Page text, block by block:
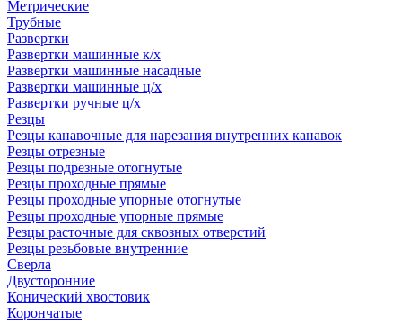
Метрические
Трубные
Развертки
Развертки машинные к/х
Развертки машинные насадные
Развертки машинные ц/х
Развертки ручные ц/х
Резцы
Резцы канавочные для нарезания внутренних канавок
Резцы отрезные
Резцы подрезные отогнутые
Резцы проходные прямые
Резцы проходные упорные отогнутые
Резцы проходные упорные прямые
Резцы расточные для сквозных отверстий
Резцы резьбовые внутренние
Сверла
Двусторонние
Конический хвостовик
Корончатые